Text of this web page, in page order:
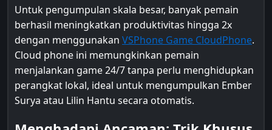
Untuk pengumpulan skala besar, banyak pemain
berhasil meningkatkan produktivitas hingga 2x
dengan menggunakan VSPhone Game CloudPhone.
Cloud phone ini memungkinkan pemain
menjalankan game 24/7 tanpa perlu menghidupkan
perangkat lokal, ideal untuk mengumpulkan Ember
Surya atau Lilin Hantu secara otomatis.